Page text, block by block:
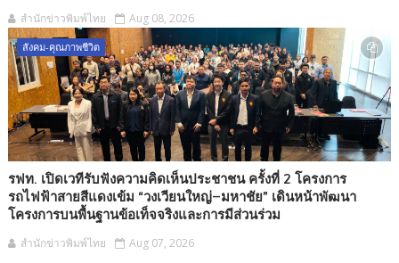
สำนักข่าวพิมพ์ไทย Aug 08, 2026
สังคม-คุณภาพชีวิต
รฟท. เปิดเวทีรับฟังความคิดเห็นประชาชน ครั้งที่ 2 โครงการ
รถไฟฟ้าสายสีแดงเข้ม “วงเวียนใหญ่–มหาชัย” เดินหน้าพัฒนา
โครงการบนพื้นฐานข้อเท็จจริงและการมีส่วนร่วม
สำนักข่าวพิมพ์ไทย Aug 07, 2026